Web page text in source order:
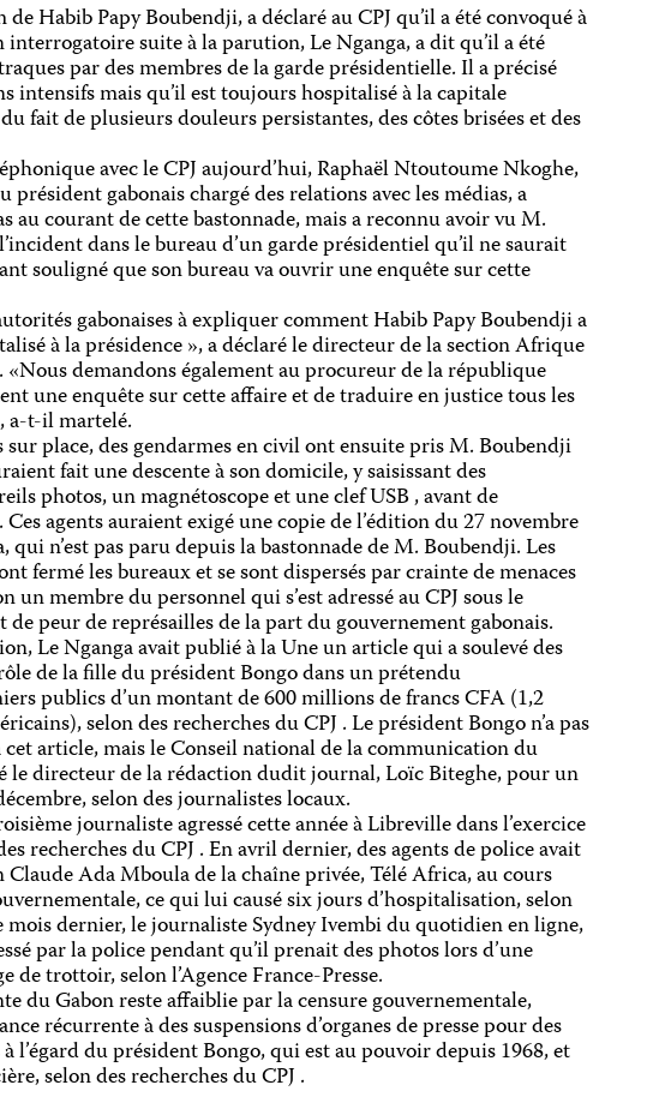
Habib Papy Boubendji, a déclaré au CPJ qu’il a été convoqué à
suite à la parution, Le Nganga, a dit qu’il a été
par des membres de la garde présidentielle. Il a précisé
intensifs mais qu’il est toujours hospitalisé à la capitale
fait de plusieurs douleurs persistantes, des côtes brisées et des
avec le CPJ aujourd’hui, Raphaël Ntoutoume Nkoghe,
président gabonais chargé des relations avec les médias, a
au courant de cette bastonnade, mais a reconnu avoir vu M.
dans le bureau d’un garde présidentiel qu’il ne saurait
souligné que son bureau va ouvrir une enquête sur cette
gabonaises à expliquer comment Habib Papy Boubendji a
à la présidence », a déclaré le directeur de la section Afrique
«Nous demandons également au procureur de la république
une enquête sur cette affaire et de traduire en justice tous les
a-t-il martelé.
sur place, des gendarmes en civil ont ensuite pris M. Boubendji
fait une descente à son domicile, y saisissant des
photos, un magnétoscope et une clef USB , avant de
Ces agents auraient exigé une copie de l’édition du 27 novembre
n’est pas paru depuis la bastonnade de M. Boubendji. Les
fermé les bureaux et se sont dispersés par crainte de menaces
un membre du personnel qui s’est adressé au CPJ sous le
de peur de représailles de la part du gouvernement gabonais.
Le Nganga avait publié à la Une un article qui a soulevé des
de la fille du président Bongo dans un prétendu
publics d’un montant de 600 millions de francs CFA (1,2
selon des recherches du CPJ . Le président Bongo n’a pas
article, mais le Conseil national de la communication du
le directeur de la rédaction dudit journal, Loïc Biteghe, pour un
selon des journalistes locaux.
journaliste agressé cette année à Libreville dans l’exercice
recherches du CPJ . En avril dernier, des agents de police avait
Claude Ada Mboula de la chaîne privée, Télé Africa, au cours
ce qui lui causé six jours d’hospitalisation, selon
mois dernier, le journaliste Sydney Ivembi du quotidien en ligne,
par la police pendant qu’il prenait des photos lors d’une
de trottoir, selon l’Agence France-Presse.
du Gabon reste affaiblie par la censure gouvernementale,
récurrente à des suspensions d’organes de presse pour des
l’égard du président Bongo, qui est au pouvoir depuis 1968, et
selon des recherches du CPJ .